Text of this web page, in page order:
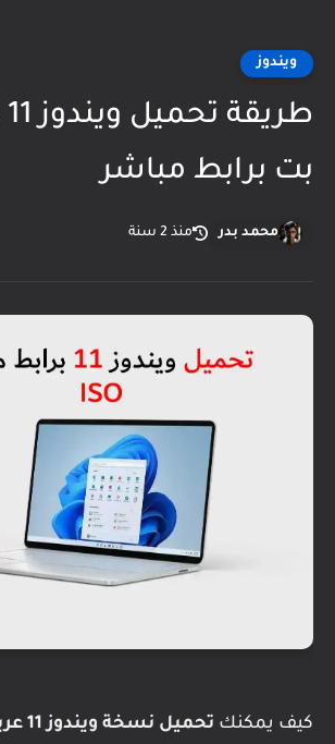
ويندوز
بت برابط مباشر
محمد بدر منذ 2 سنة
كيف يمكنك تحميل نسخة ويندوز 11 عربي 64 بت